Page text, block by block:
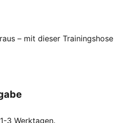
– mit dieser Trainingshose
Logo, den
den kultigen T7-Einsätzen
modernem Design. Der
Sitz.
50 % recycelten
3 Werktagen.